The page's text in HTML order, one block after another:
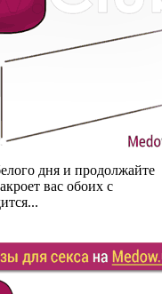
дня и продолжайте
вас обоих с